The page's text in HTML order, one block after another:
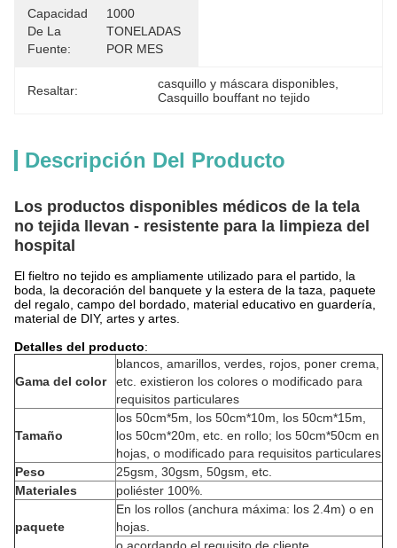
Capacidad
De La
Fuente:
1000
TONELADAS
POR MES
Resaltar: casquillo y máscara disponibles
Casquillo bouffant no tejido
Descripción Del Producto
Los productos disponibles médicos de la tela
no tejida llevan - resistente para la limpieza del
hospital
El fieltro no tejido es ampliamente utilizado para el partido, la
boda, la decoración del banquete y la estera de la taza, paquete
del regalo, campo del bordado, material educativo en guardería,
material de DIY, artes y artes.
Detalles del producto:
Gama del color
blancos, amarillos, verdes, rojos, poner crema,
etc. existieron los colores o modificado para
requisitos particulares
Tamaño
los 50cm*5m, los 50cm*10m, los 50cm*15m,
los 50cm*20m, etc. en rollo; los 50cm*50cm en
hojas, o modificado para requisitos particulares
Peso
25gsm, 30gsm, 50gsm, etc.
Materiales
poliéster 100%.
paquete
En los rollos (anchura máxima: los 2.4m) o en
hojas.